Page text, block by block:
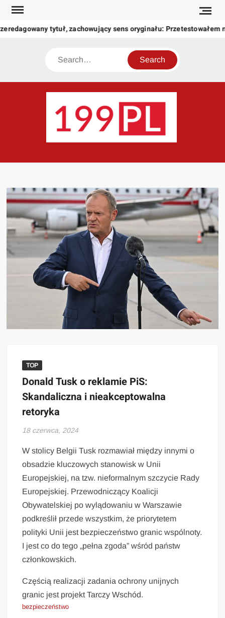
Skip
content
tytuł, zachowujący sens oryginału: Przetestowałem
Search
świat
TOP
Donald Tusk o reklamie PiS:
Skandaliczna i nieakceptowalna
retoryka
18 czerwca, 2024
W stolicy Belgii Tusk rozmawiał między innymi o
obsadzie kluczowych stanowisk w Unii
Europejskiej, na tzw. nieformalnym szczycie Rady
Europejskiej. Przewodniczący Koalicji
Obywatelskiej po wylądowaniu w Warszawie
podkreślił przede wszystkim, że priorytetem
polityki Unii jest bezpieczeństwo granic wspólnoty.
I jest co do tego „pełna zgoda” wśród państw
członkowskich.
Częścią realizacji zadania ochrony unijnych
granic jest projekt Tarczy Wschód.
bezpieczeństwo